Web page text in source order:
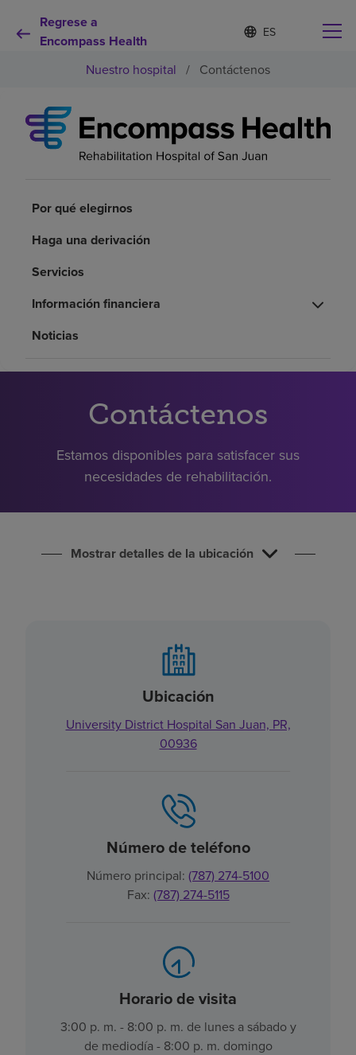
Regrese a
Encompass Health
Lista
de
contraída
d
o
s
e
e
Por qué debe elegirnos
Recursos de salud
Pagar mi factura
Nuestro hospital / Contáctenos
Por qué elegirnos
Haga una derivación
Servicios
Información financiera
Noticias
Contáctenos
Estamos disponibles para satisfacer sus
necesidades de rehabilitación.
Mostrar detalles de la ubicación
Ubicación
University District Hospital San Juan, PR,
00936
Número de teléfono
Número principal: (787) 274-5100
Fax: (787) 274-5115
Horario de visita
3:00 p. m. - 8:00 p. m. de lunes a sábado y
de mediodía - 8:00 p. m. domingo